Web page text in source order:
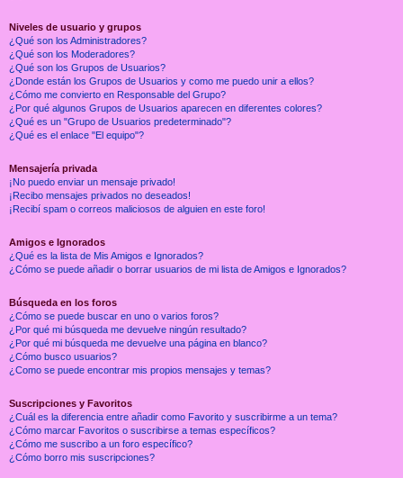
Niveles de usuario y grupos
¿Qué son los Administradores?
¿Qué son los Moderadores?
¿Qué son los Grupos de Usuarios?
¿Donde están los Grupos de Usuarios y como me puedo unir a ellos?
¿Cómo me convierto en Responsable del Grupo?
¿Por qué algunos Grupos de Usuarios aparecen en diferentes colores?
¿Qué es un "Grupo de Usuarios predeterminado"?
¿Qué es el enlace "El equipo"?
Mensajería privada
¡No puedo enviar un mensaje privado!
¡Recibo mensajes privados no deseados!
¡Recibí spam o correos maliciosos de alguien en este foro!
Amigos e Ignorados
¿Qué es la lista de Mis Amigos e Ignorados?
¿Cómo se puede añadir o borrar usuarios de mi lista de Amigos e Ignorados?
Búsqueda en los foros
¿Cómo se puede buscar en uno o varios foros?
¿Por qué mi búsqueda me devuelve ningún resultado?
¿Por qué mi búsqueda me devuelve una página en blanco?
¿Cómo busco usuarios?
¿Como se puede encontrar mis propios mensajes y temas?
Suscripciones y Favoritos
¿Cuál es la diferencia entre añadir como Favorito y suscribirme a un tema?
¿Cómo marcar Favoritos o suscribirse a temas específicos?
¿Cómo me suscribo a un foro específico?
¿Cómo borro mis suscripciones?